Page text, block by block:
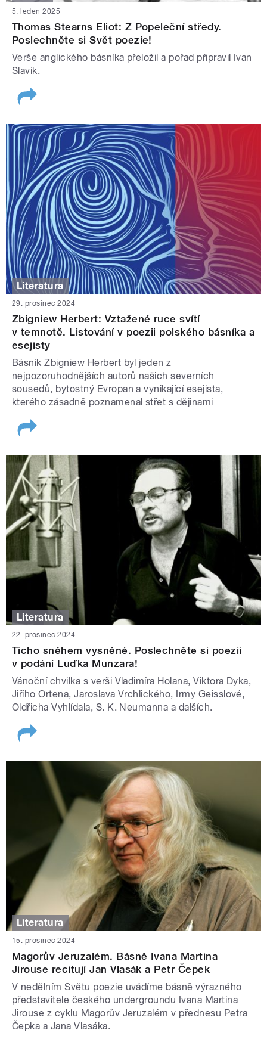
5. leden 2025
Thomas Stearns Eliot: Z Popeleční středy.
Poslechněte si Svět poezie!
Verše anglického básníka přeložil a pořad připravil Ivan
Slavík.
Literatura
29. prosinec 2024
Zbigniew Herbert: Vztažené ruce svítí
v temnotě. Listování v poezii polského básníka a
esejisty
Básník Zbigniew Herbert byl jeden z
nejpozoruhodnějších autorů našich severních
sousedů, bytostný Evropan a vynikající esejista,
kterého zásadně poznamenal střet s dějinami
Literatura
22. prosinec 2024
Ticho sněhem vysněné. Poslechněte si poezii
v podání Luďka Munzara!
Vánoční chvilka s verši Vladimíra Holana, Viktora Dyka,
Jiřího Ortena, Jaroslava Vrchlického, Irmy Geisslové,
Oldřicha Vyhlídala, S. K. Neumanna a dalších.
Literatura
15. prosinec 2024
Magorův Jeruzalém. Básně Ivana Martina
Jirouse recitují Jan Vlasák a Petr Čepek
V nedělním Světu poezie uvádíme básně výrazného
představitele českého undergroundu Ivana Martina
Jirouse z cyklu Magorův Jeruzalém v přednesu Petra
Čepka a Jana Vlasáka.